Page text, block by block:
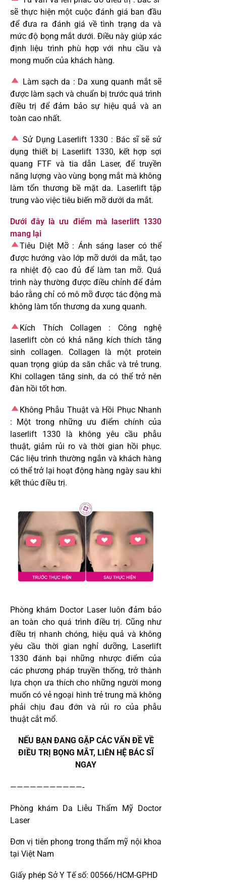
sẽ thực hiện một cuộc đánh giá ban đầu
để đưa ra đánh giá về tình trạng da và
mức độ bọng mắt dưới. Điều này giúp xác
định liệu trình phù hợp với nhu cầu và
mong muốn của khách hàng.
Làm sạch da : Da xung quanh mắt sẽ
được làm sạch và chuẩn bị trước quá trình
điều trị để đảm bảo sự hiệu quả và an
toàn cao nhất.
Sử Dụng Laserlift 1330 : Bác sĩ sẽ sử
dụng thiết bị Laserlift 1330, kết hợp sợi
quang FTF và tia dẫn Laser, để truyền
năng lượng vào vùng bọng mắt mà không
làm tổn thương bề mặt da. Laserlift tập
trung vào việc tiêu biến mỡ dưới da mắt.
Dưới đây là ưu điểm mà laserlift 1330
mang lại
Tiêu Diệt Mỡ : Ánh sáng laser có thể
được hướng vào lớp mỡ dưới da mắt, tạo
ra nhiệt độ cao đủ để làm tan mỡ. Quá
trình này thường được điều chỉnh để đảm
bảo rằng chỉ có mô mỡ được tác động mà
không làm tổn thương da xung quanh.
Kích Thích Collagen : Công nghệ
laserlift còn có khả năng kích thích tăng
sinh collagen. Collagen là một protein
quan trọng giúp da săn chắc và trẻ trung.
Khi collagen tăng sinh, da có thể trở nên
đàn hồi tốt hơn.
Không Phẫu Thuật và Hồi Phục Nhanh
: Một trong những ưu điểm chính của
laserlift 1330 là không yêu cầu phẫu
thuật, giảm rủi ro và thời gian hồi phục.
Các liệu trình thường ngắn và khách hàng
có thể trở lại hoạt động hàng ngày sau khi
kết thúc điều trị.
Phòng khám Doctor Laser luôn đảm bảo
an toàn cho quá trình điều trị. Cũng như
điều trị nhanh chóng, hiệu quả và không
yêu cầu thời gian nghỉ dưỡng, Laserlift
1330 đánh bại những nhược điểm của
các phương pháp truyền thống, trở thành
lựa chọn ưa thích cho những người mong
muốn có vẻ ngoại hình trẻ trung mà không
phải chịu đau đớn và rủi ro của phẫu
thuật cắt mổ.
NẾU BẠN ĐANG GẶP CÁC VẤN ĐỀ VỀ
ĐIỀU TRỊ BỌNG MẮT, LIÊN HỆ BÁC SĨ
NGAY
———————————-
Phòng khám Da Liễu Thẩm Mỹ Doctor
Laser
Đơn vị tiên phong trong thẩm mỹ nội khoa
tại Việt Nam
Giấy phép Sở Y Tế số: 00566/HCM-GPHD